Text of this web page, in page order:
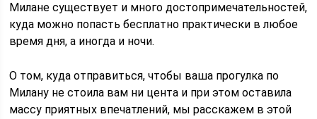
Милане существует и много достопримечательностей,
куда можно попасть бесплатно практически в любое
время дня, а иногда и ночи.
О том, куда отправиться, чтобы ваша прогулка по
Милану не стоила вам ни цента и при этом оставила
массу приятных впечатлений, мы расскажем в этой